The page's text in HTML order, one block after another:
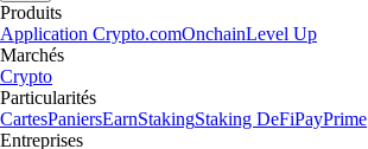
Produits
Application Crypto.comOnchainLevel Up
Marchés
Crypto
Particularités
CartesPaniersEarnStakingStaking DeFiPayPrime
Entreprises